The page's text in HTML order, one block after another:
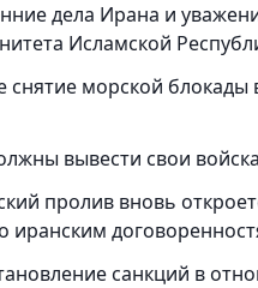
дела Ирана и
Исламской
снятие морской блокады
вывести свои
пролив вновь
иранским
санкций в